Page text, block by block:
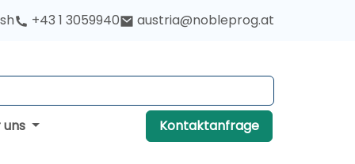
+43 1 3059940 austria@nobleprog.at
Kontaktanfrage